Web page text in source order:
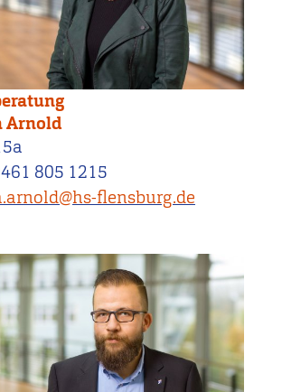
Arnold
805 1215
flensburg.de